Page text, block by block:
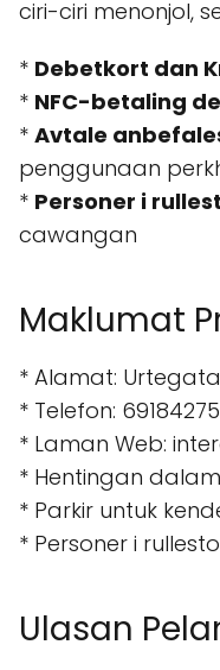
ciri-ciri menonjol,
* Debetkort dan
* NFC-betaling
* Avtale
penggunaan
* Personer i
cawangan
Maklumat
* Alamat: Urtegata
* Telefon: 69184275
* Laman Web:
* Hentingan
* Parkir untuk
* Personer i
Ulasan